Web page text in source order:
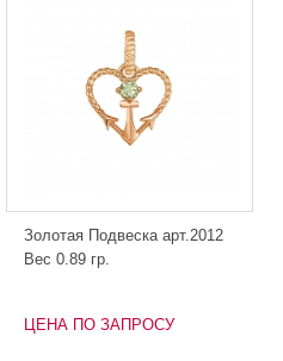
Золотая Подвеска арт.2012
Вес 0.89 гр.
ЦЕНА ПО ЗАПРОСУ